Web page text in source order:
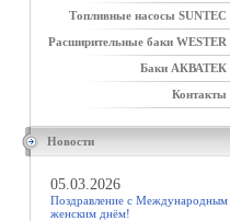
Топливные насосы SUNTEC
Расширительные баки WESTER
Баки АКВАТЕК
Контакты
Новости
05.03.2026
Поздравление с Международным
женским днём!